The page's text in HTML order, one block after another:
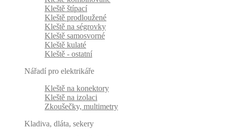
Kleště štípací
Kleště prodloužené
Kleště na ségrovky
Kleště samosvorné
Kleště kulaté
Kleště - ostatní
Nářadí pro elektrikáře
Kleště na konektory
Kleště na izolaci
Zkoušečky, multimetry
Kladiva, dláta, sekery